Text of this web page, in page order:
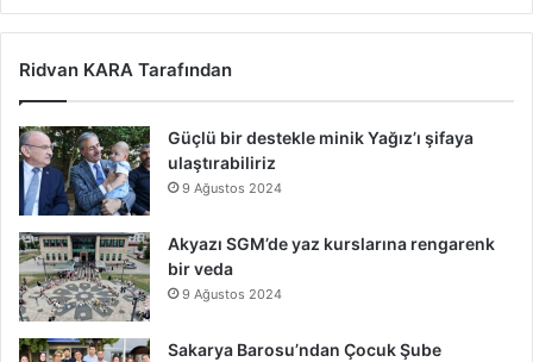
Ridvan KARA Tarafından
Güçlü bir destekle minik Yağız’ı şifaya
ulaştırabiliriz
9 Ağustos 2024
Akyazı SGM’de yaz kurslarına rengarenk
bir veda
9 Ağustos 2024
Sakarya Barosu’ndan Çocuk Şube